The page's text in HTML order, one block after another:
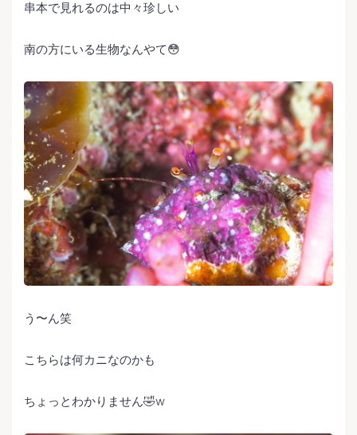
串本で見れるのは中々珍しい
南の方にいる生物なんやて😳
う〜ん笑
こちらは何カニなのかも
ちょっとわかりません🤣w